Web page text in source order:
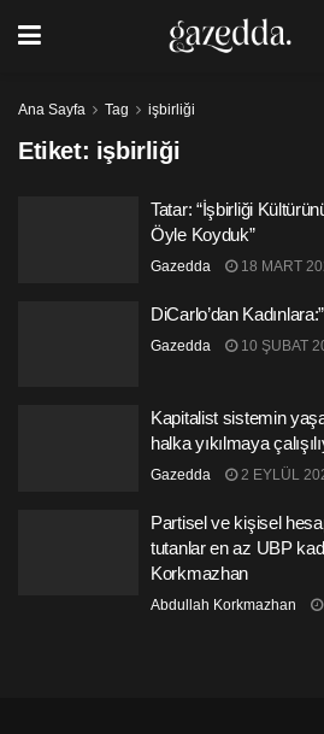
Ana Sayfa Tag işbirliği
Etiket: işbirliği
Tatar: “İşbirliği
Öyle Koyduk”
Gazedda 18 MART
DiCarlo’dan
Gazedda 10 ŞUBAT
Kapitalist sistemin
halka yıkılmaya
Gazedda 2 EYLÜL
Partisel ve kişisel
tutanlar en az UBP
Korkmazhan
Abdullah Korkmazhan